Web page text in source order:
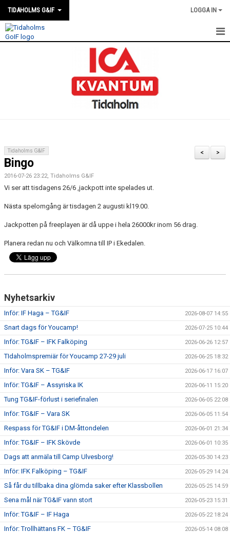
TIDAHOLMS G&IF LOGGA IN
FÖRENINGEN
SOUVENIRER
GAMLA GIFFS TORSDAGSTRÄFFAR
MATCHER
CUPER ARBETSBESKRIVNING
PLANSCHEMA
>
<
Tidaholms G&IF
Bingo
2016-07-26 23:22, Tidaholms G&IF
Vi ser att tisdagens 26/6 ,jackpott inte spelades ut.
Nästa spelomgång är tisdagen 2 augusti kl19.00.
Jackpotten på freeplayen är då uppe i hela 26000kr inom 56 drag.
Planera redan nu och Välkomna till IP i Ekedalen.
Nyhetsarkiv
Inför: IF Haga – TG&IF 2026-08-07 14:55
Snart dags för Youcamp! 2026-07-25 10:44
Inför: TG&IF – IFK Falköping 2026-06-26 12:57
TIdaholmspremiär för Youcamp 27-29 juli 2026-06-25 18:32
Inför: Vara SK – TG&IF 2026-06-17 16:07
Inför: TG&IF – Assyriska IK 2026-06-11 15:20
Tung TG&IF-förlust i seriefinalen 2026-06-05 22:08
Inför: TG&IF – Vara SK 2026-06-05 11:54
Respass för TG&IF i DM-åttondelen 2026-06-01 21:34
Inför: TG&IF – IFK Skövde 2026-06-01 10:35
Dags att anmäla till Camp Ulvesborg! 2026-05-30 14:23
Inför: IFK Falköping – TG&IF 2026-05-29 14:24
Så får du tillbaka dina glömda saker efter Klassbollen 2026-05-25 14:59
Sena mål när TG&IF vann stort 2026-05-23 15:31
Inför: TG&IF – IF Haga 2026-05-22 18:24
Inför: Trollhättans FK – TG&IF 2026-05-14 08:08